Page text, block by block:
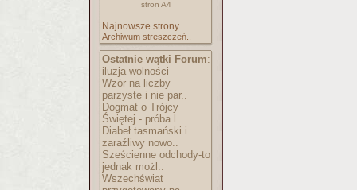
stron A4
Najnowsze strony..
Archiwum streszczeń..
Ostatnie wątki Forum:
iluzja wolności
Wzór na liczby
parzyste i nie par..
Dogmat o Trójcy
Świętej - próba l..
Diabeł tasmański i
zaraźliwy nowo..
Sześcienne odchody-to
jednak możl..
Wszechświat